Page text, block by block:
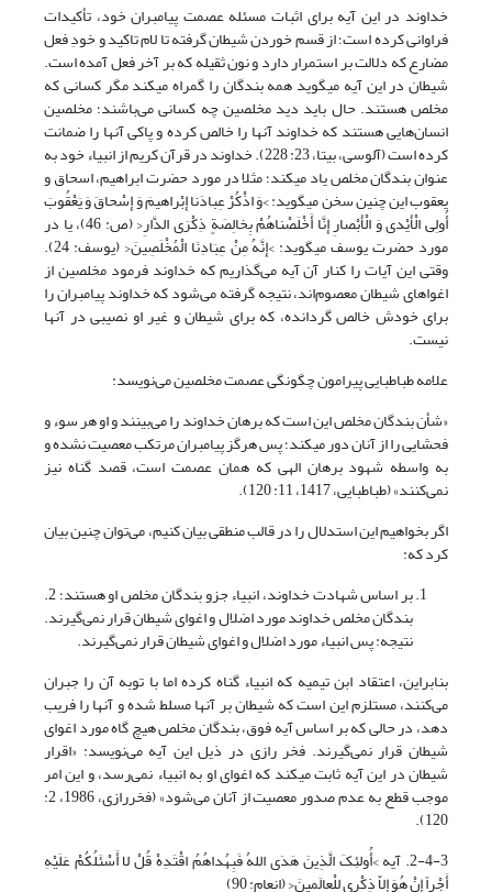
خداوند در این آیه برای اثبات مسئله عصمت پیامبران خود، تأکیدات
فراوانی کرده است؛ از قسم خوردن شیطان گرفته تا لام تاکید و خودِ فعل
مضارع که دلالت بر استمرار دارد و نون ثقیله که بر آخر فعل آمده است.
شیطان در این آیه می‎گوید همه بندگان را گمراه می‎کند مگر کسانی که
مخلص هستند. حال باید دید مخلصین چه کسانی می‌باشند؛ مخلصین
انسان‌هایی هستند که خداوند آنها را خالص کرده و پاکی آنها را ضمانت
کرده است (آلوسی، بی‎تا، 23: 228). خداوند در قرآن کریم از انبیاء خود به
عنوان بندگان مخلص یاد می‎کند؛ مثلا در مورد حضرت ابراهیم، اسحاق و
یعقوب این چنین سخن می‎گوید: >وَ اذْکُرْ عِبادَنا إِبْراهیمَ وَ إِسْحاقَ وَ یَعْقُوبَ
أُولِی الْأَیْدی وَ الْأَبْصارِ إِنَّا أَخْلَصْناهُمْ بِخالِصَةٍ ذِکْرَی الدَّارِ< (ص: 46)، یا در
مورد حضرت یوسف می‎گوید: >إِنَّهُ مِنْ عِبَادِنَا الْمُخْلَصِینَ< (یوسف: 24).
وقتی این آیات را کنار آن آیه می‌گذاریم که خداوند فرمود مخلصین از
اغواهای شیطان معصوم‌اند، نتیجه گرفته می‌شود که خداوند پیامبران را
برای خودش خالص گردانده، که برای شیطان و غیر او نصیبی در آنها
نیست.
علامه طباطبایی پیرامون چگونگی عصمت مخلصین می‌نویسد:
«شأن بندگان مخلص این است که برهان خداوند را می‌بینند و او هر سوء و
فحشایی را از آنان دور می‎کند؛ پس هرگز پیامبران مرتکب معصیت نشده و
به واسطه شهود برهان الهی که همان عصمت است، قصد گناه نیز
نمی‌کنند» (طباطبایی، 1417، 11: 120).
اگر بخواهیم این استدلال را در قالب منطقی بیان کنیم، می‌توان چنین بیان
کرد که:
بر اساس شهادت خداوند، انبیاء جزو بندگان مخلص او هستند؛ 2.
بندگان مخلص خداوند مورد اضلال و اغوای شیطان قرار نمی‌گیرند.
نتیجه: پس انبیاء مورد اضلال و اغوای شیطان قرار نمی‌گیرند.
بنابراین، اعتقاد ابن تیمیه که انبیاء گناه کرده اما با توبه آن را جبران
می‌کنند، مستلزم این است که شیطان بر آنها مسلط شده و آنها را فریب
دهد، در حالی که بر اساس آیه فوق، بندگان مخلص هیچ گاه مورد اغوای
شیطان قرار نمی‌گیرند. فخر رازی در ذیل این آیه می‌نویسد: «اقرار
شیطان در این آیه ثابت می‎کند که اغوای او به انبیاء نمی‌رسد، و این امر
موجب قطع به عدم صدور معصیت از آنان می‌شود» (فخررازی، 1986، 2:
120).
2-4-3. آیه >أُولئِکَ الَّذِینَ هَدَى اللهُ فَبِهُداهُمُ اقْتَدِهْ قُلْ لا أَسْئَلُکُمْ عَلَیْهِ
أَجْراً إِنْ هُوَ إِلاّ ذِکْرى لِلْعالَمینَ< (انعام: 90)